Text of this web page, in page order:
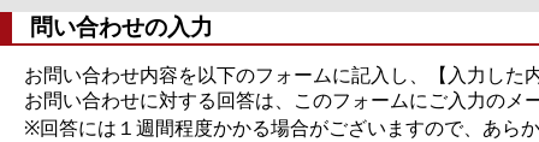
問い合わせの入力
お問い合わせ内容を以下のフォームに記入し、【入力した
お問い合わせに対する回答は、このフォームにご入力のメ
※回答には１週間程度かかる場合がございますので、あら